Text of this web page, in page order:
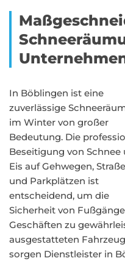
In Böblingen ist eine
zuverlässige
im Winter von großer
Bedeutung. Die
Beseitigung von Schnee
Eis auf Gehwegen,
und Parkplätzen ist
entscheidend, um die
Sicherheit von
Geschäften zu
ausgestatteten
sorgen Dienstleister in